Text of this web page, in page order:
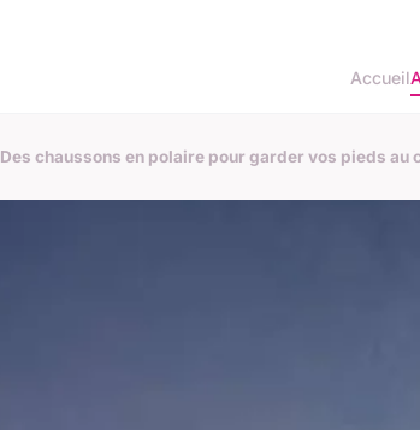
Accueil
Des chaussons en polaire pour garder vos pieds